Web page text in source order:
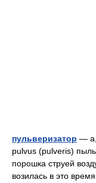
пульверизатор — а,
pulvus (pulveris)
порошка струей
возилась в это